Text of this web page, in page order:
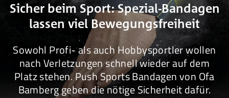
Sicher beim Sport: Spezial-Bandagen
lassen viel Bewegungsfreiheit
Sowohl Profi- als auch Hobbysportler wollen
nach Verletzungen schnell wieder auf dem
Platz stehen. Push Sports Bandagen von Ofa
Bamberg geben die nötige Sicherheit dafür.